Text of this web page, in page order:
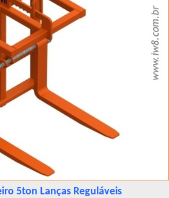
5ton Lanças Reguláveis